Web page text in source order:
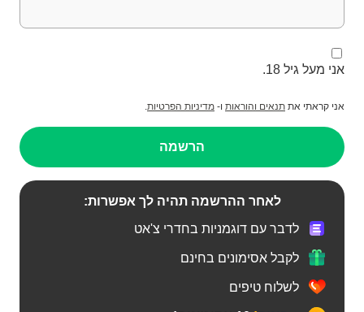
אני מעל גיל 18.
אני קראתי את תנאים והוראות ו- מדיניות הפרטיות.
הרשמה
לאחר ההרשמה תהיה לך אפשרות:
לדבר עם דוגמניות בחדרי צ'אט
לקבל אסימונים בחינם
לשלוח טיפים